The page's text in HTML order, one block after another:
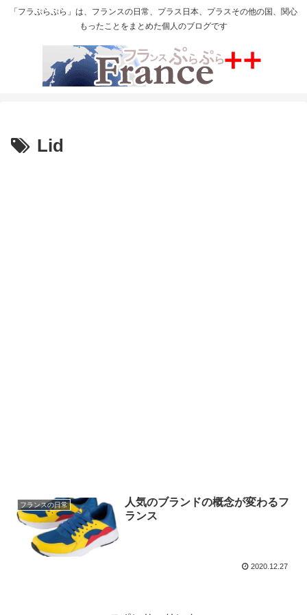
「フラぷらぷら」は、フランスの日常、プラス日本、プラスその他の国、関心
もったことをまとめた個人のブログです
Lid
フランスの日常
人気のブランドの概念が変わるフ
ランス
2020.12.27